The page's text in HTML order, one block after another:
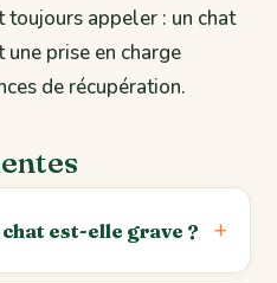
toujours appeler : un chat
prise en charge
de récupération.
est-elle grave ?